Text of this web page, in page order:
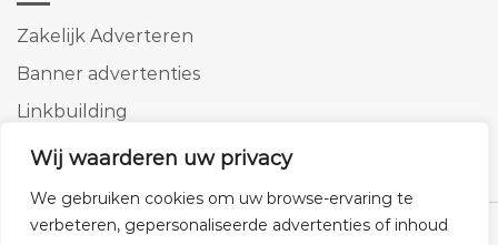
Wij waarderen uw privacy
We gebruiken cookies om uw browse-ervaring te
verbeteren, gepersonaliseerde advertenties of inhoud
Zakelijk Adverteren
Banner advertenties
Linkbuilding
SEO copywriting